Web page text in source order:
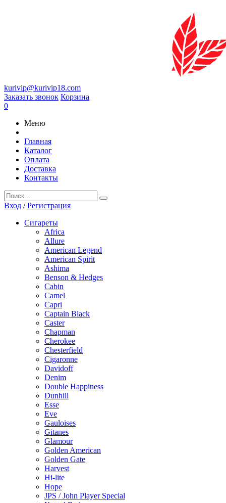
kurivip@kurivip18.com
Заказать звонок Корзина
0
Меню
Главная
Каталог
Оплата
Доставка
Контакты
Вход /Регистрация
Сигареты
Africa
Allure
American Legend
American Spirit
Ashima
Benson & Hedges
Cabin
Camel
Capri
Captain Black
Caster
Chapman
Cherokee
Chesterfield
Cigaronne
Davidoff
Denim
Double Happiness
Dunhill
Esse
Eve
Gauloises
Gitanes
Glamour
Golden American
Golden Gate
Harvest
Hi-lite
Hope
JPS / John Player Special